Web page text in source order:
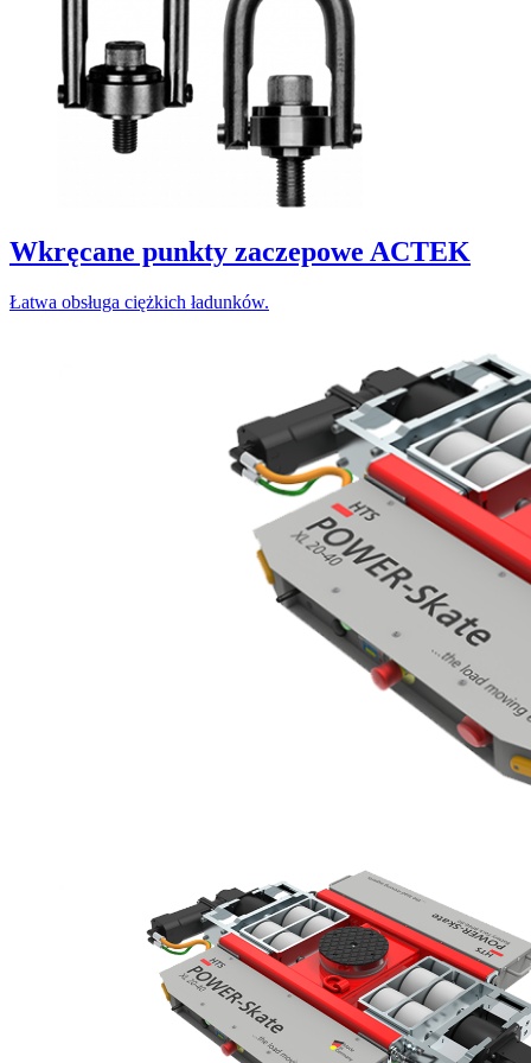
Wkręcane punkty zaczepowe ACTEK
Łatwa obsługa ciężkich ładunków.